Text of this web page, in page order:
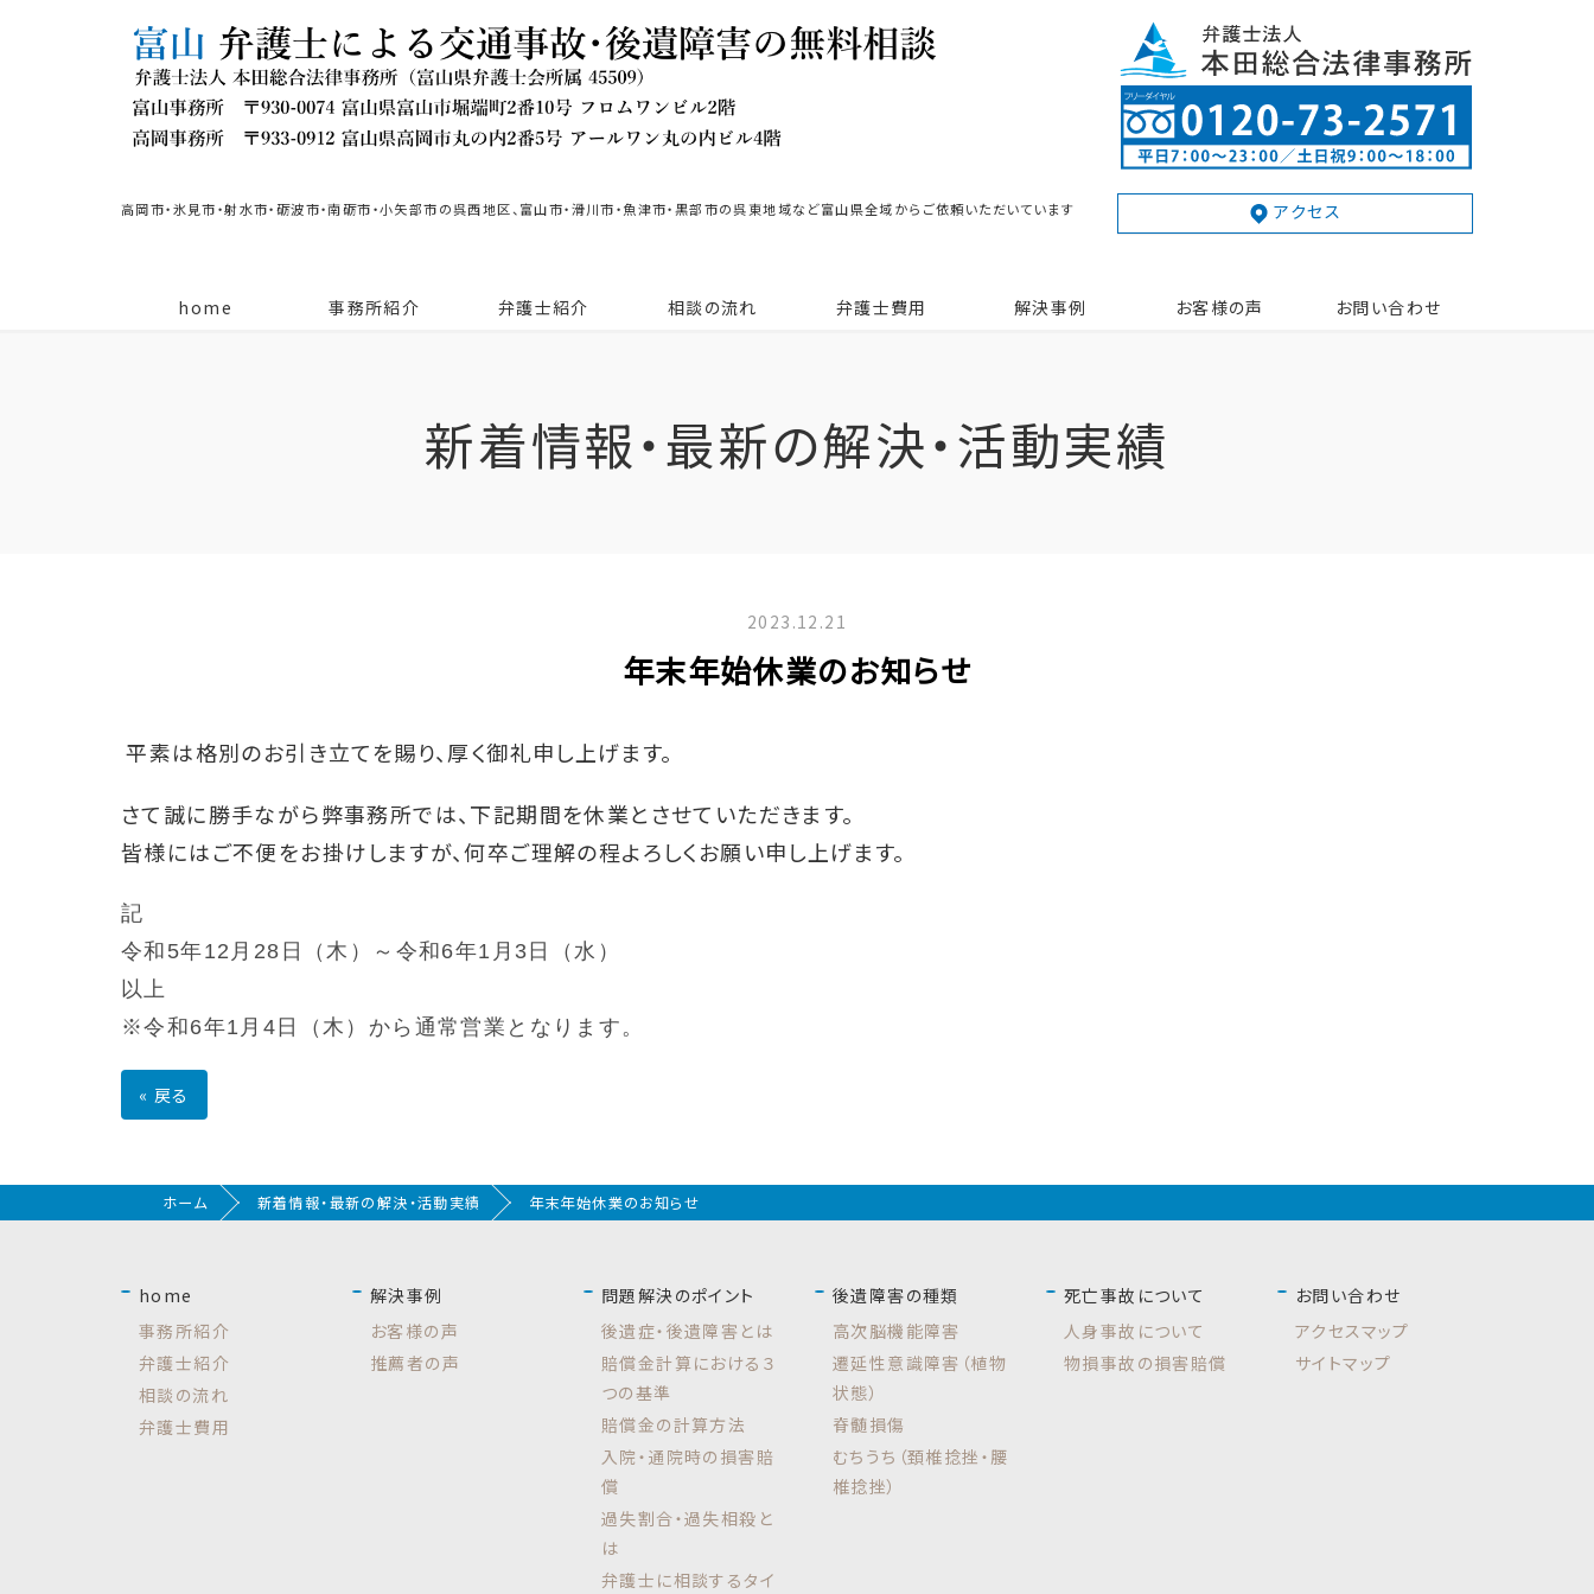
高岡市・氷見市・射水市・砺波市・南砺市・小矢部市の呉西地区、富山市・滑川市・魚津市・黒部市の呉東地域など富山県全域からご依頼いただいています アクセス
home 事務所紹介 弁護士紹介 相談の流れ 弁護士費用 解決事例 お客様の声 お問い合わせ
新着情報・最新の解決・活動実績
2023.12.21
年末年始休業のお知らせ
平素は格別のお引き立てを賜り、厚く御礼申し上げます。
さて誠に勝手ながら弊事務所では、下記期間を休業とさせていただきます。
皆様にはご不便をお掛けしますが、何卒ご理解の程よろしくお願い申し上げます。
記
令和5年12月28日（木）～令和6年1月3日（水）
以上
※令和6年1月4日（木）から通常営業となります。
« 戻る
ホーム 新着情報・最新の解決・活動実績 年末年始休業のお知らせ
home
事務所紹介
弁護士紹介
相談の流れ
弁護士費用
解決事例
お客様の声
推薦者の声
問題解決のポイント
後遺症・後遺障害とは
賠償金計算における３
つの基準
賠償金の計算方法
入院・通院時の損害賠
償
過失割合・過失相殺と
は
弁護士に相談するタイ
後遺障害の種類
高次脳機能障害
遷延性意識障害（植物
状態）
脊髄損傷
むちうち（頚椎捻挫・腰
椎捻挫）
死亡事故について
人身事故について
物損事故の損害賠償
お問い合わせ
アクセスマップ
サイトマップ